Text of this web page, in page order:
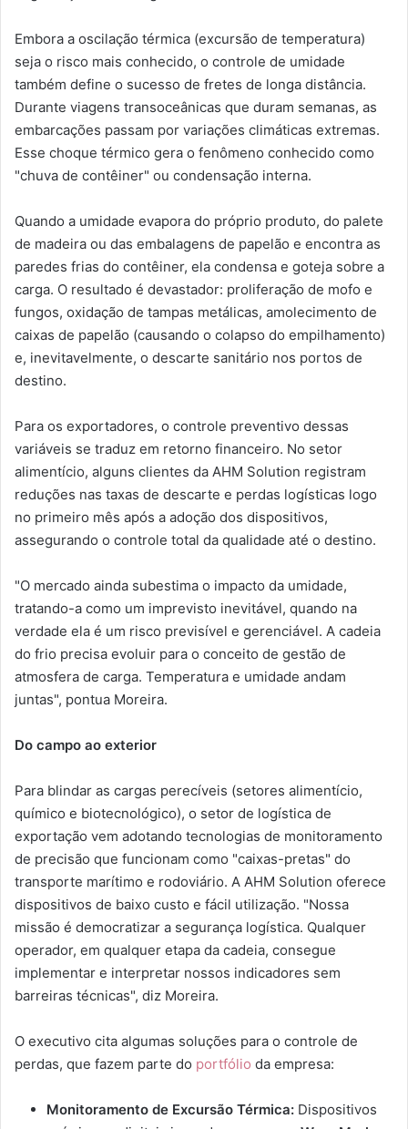
Embora a oscilação térmica (excursão de temperatura)
seja o risco mais conhecido, o controle de umidade
também define o sucesso de fretes de longa distância.
Durante viagens transoceânicas que duram semanas, as
embarcações passam por variações climáticas extremas.
Esse choque térmico gera o fenômeno conhecido como
"chuva de contêiner" ou condensação interna.
Quando a umidade evapora do próprio produto, do palete
de madeira ou das embalagens de papelão e encontra as
paredes frias do contêiner, ela condensa e goteja sobre a
carga. O resultado é devastador: proliferação de mofo e
fungos, oxidação de tampas metálicas, amolecimento de
caixas de papelão (causando o colapso do empilhamento)
e, inevitavelmente, o descarte sanitário nos portos de
destino.
Para os exportadores, o controle preventivo dessas
variáveis se traduz em retorno financeiro. No setor
alimentício, alguns clientes da AHM Solution registram
reduções nas taxas de descarte e perdas logísticas logo
no primeiro mês após a adoção dos dispositivos,
assegurando o controle total da qualidade até o destino.
"O mercado ainda subestima o impacto da umidade,
tratando-a como um imprevisto inevitável, quando na
verdade ela é um risco previsível e gerenciável. A cadeia
do frio precisa evoluir para o conceito de gestão de
atmosfera de carga. Temperatura e umidade andam
juntas", pontua Moreira.
Do campo ao exterior
Para blindar as cargas perecíveis (setores alimentício,
químico e biotecnológico), o setor de logística de
exportação vem adotando tecnologias de monitoramento
de precisão que funcionam como "caixas-pretas" do
transporte marítimo e rodoviário. A AHM Solution oferece
dispositivos de baixo custo e fácil utilização. "Nossa
missão é democratizar a segurança logística. Qualquer
operador, em qualquer etapa da cadeia, consegue
implementar e interpretar nossos indicadores sem
barreiras técnicas", diz Moreira.
O executivo cita algumas soluções para o controle de
perdas, que fazem parte do portfólio da empresa:
Monitoramento de Excursão Térmica: Dispositivos